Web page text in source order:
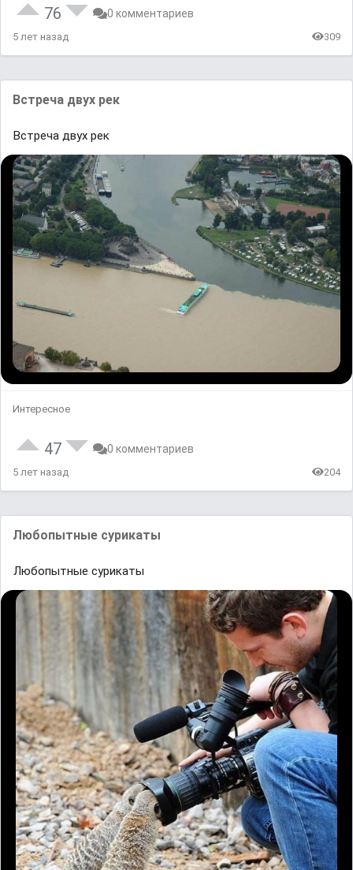
76 0 комментариев
5 лет назад 309
Встреча двух рек
Встреча двух рек
Интересное
47 0 комментариев
5 лет назад 204
Любопытные сурикаты
Любопытные сурикаты